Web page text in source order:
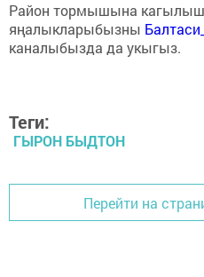
Район тормышына
яңалыкларыбызны
каналыбызда да укыгыз.
Теги:
ГЫРОН БЫДТОН
Перейти на